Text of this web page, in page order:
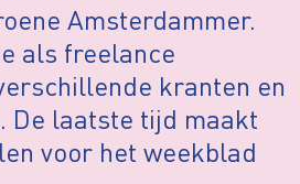
Amsterdammer.
als freelance
kranten en
De laatste tijd maakt
voor het weekblad